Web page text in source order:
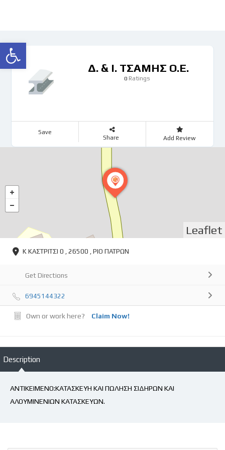
Ανοίξτε τη γραμμή εργαλείων
Δ. & Ι. ΤΣΑΜΗΣ Ο.Ε.
0Ratings
Save
Share Add Review
Leaflet
Κ ΚΑΣΤΡΙΤΣΙ 0 , 26500 , ΡΙΟ ΠΑΤΡΩΝ
Get Directions
6945144322
Own or work here? Claim Now!
Description
ΑΝΤΙΚΕΙΜΕΝΟ:ΚΑΤΑΣΚΕΥΗ ΚΑΙ ΠΩΛΗΣΗ ΣΙΔΗΡΩΝ ΚΑΙ
ΑΛΟΥΜΙΝΕΝΙΩΝ ΚΑΤΑΣΚΕΥΩΝ.